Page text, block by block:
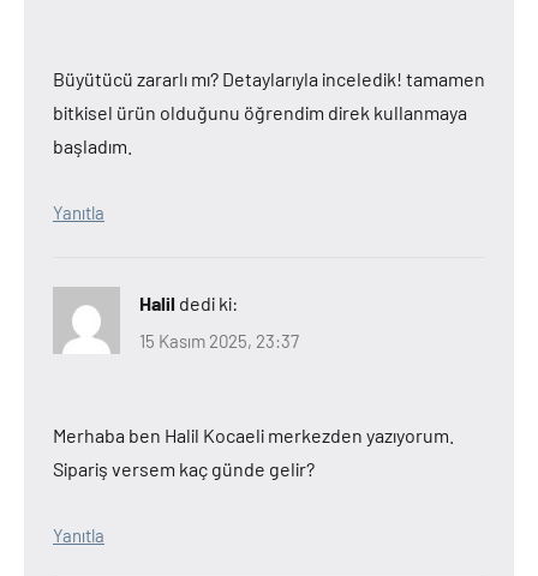
Büyütücü zararlı mı? Detaylarıyla inceledik! tamamen
bitkisel ürün olduğunu öğrendim direk kullanmaya
başladım.
Yanıtla
Halil dedi ki:
15 Kasım 2025, 23:37
Merhaba ben Halil Kocaeli merkezden yazıyorum.
Sipariş versem kaç günde gelir?
Yanıtla